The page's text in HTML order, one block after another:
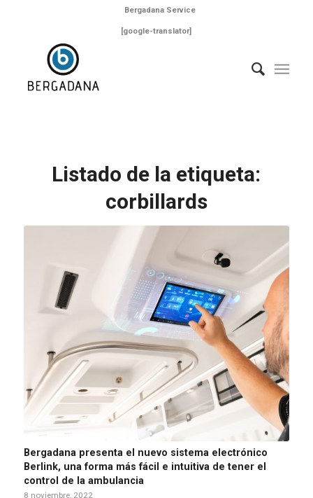
Bergadana Service
[google-translator]
Listado de la etiqueta:
corbillards
Bergadana presenta el nuevo sistema electrónico
Berlink, una forma más fácil e intuitiva de tener el
control de la ambulancia
8 noviembre, 2022